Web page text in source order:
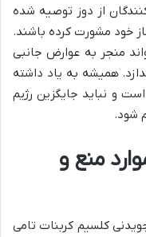
از دوز توصیه شده
خود مشورت کرده باشند.
منجر به عوارض جانبی
همیشه به یاد داشته
و نباید جایگزین رژیم
شود.
منع و
کلسیم کربنات تامی